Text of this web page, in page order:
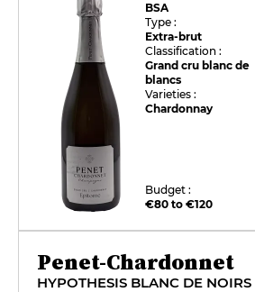
BSA
Type :
Extra-brut
Classification :
Grand cru blanc de
blancs
Varieties :
Chardonnay
Budget :
€80 to €120
Penet-Chardonnet
HYPOTHESIS BLANC DE NOIRS